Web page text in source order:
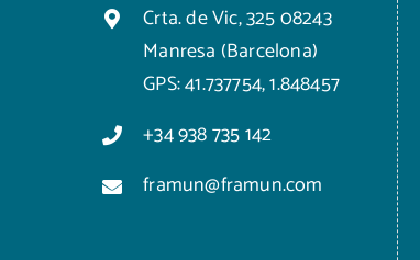
Crta. de Vic, 325 08243
Manresa (Barcelona)
GPS: 41.737754, 1.848457
+34 938 735 142
framun@framun.com